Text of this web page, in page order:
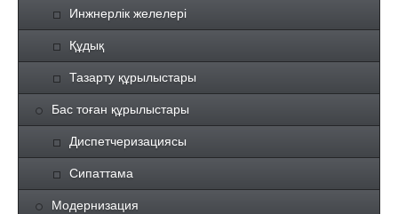
Инжнерлік желелері
Құдық
Тазарту құрылыстары
Бас тоған құрылыстары
Диспетчеризациясы
Сипаттама
Модернизация